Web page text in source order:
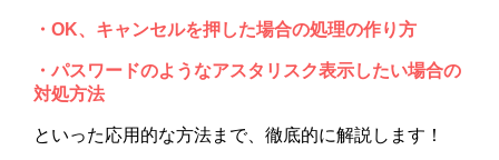
・OK、キャンセルを押した場合の処理の作り方
・パスワードのようなアスタリスク表示したい場合の
対処方法
といった応用的な方法まで、徹底的に解説します！